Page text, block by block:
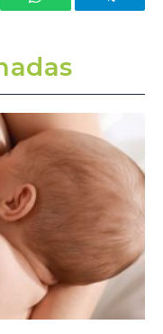
WhatsApp